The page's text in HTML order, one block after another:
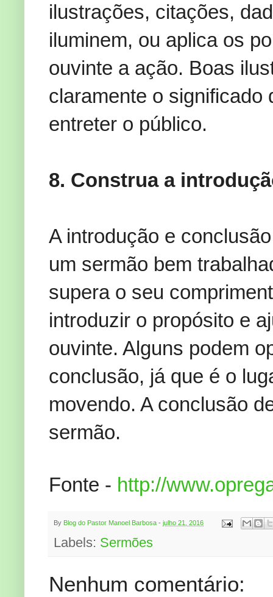
ilustrações, citações,
iluminem, ou aplica os
ouvinte a ação. Boas
claramente o significado
entreter o público.
8. Construa a
A introdução e
um sermão bem
supera o seu
introduzir o propósito e
ouvinte. Alguns podem
conclusão, já que é o
movendo. A conclusão
sermão.
Fonte - http://
By Blog do Pastor Manoel Barbosa - julho 21, 2016
Labels: Sermões
Nenhum comentário: